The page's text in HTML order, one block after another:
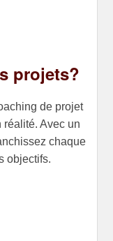
projets?
de projet
réalité. Avec un
chaque
objectifs.